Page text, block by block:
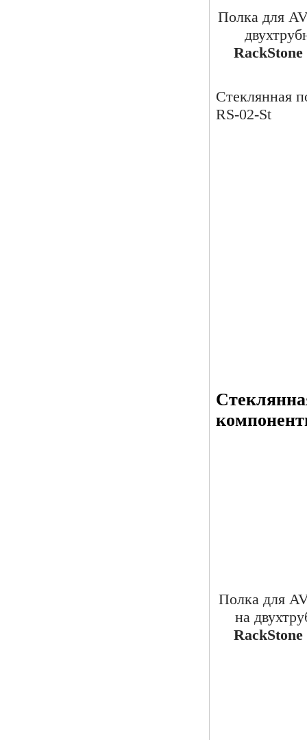
Полка для
Стеклянная
RS-02-St
Полка для
на